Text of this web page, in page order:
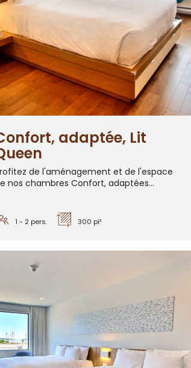
adaptée, Lit
de l'aménagement et de l'espace
nos chambres Confort, adaptées...
1 - 2 pers. 300 pi²